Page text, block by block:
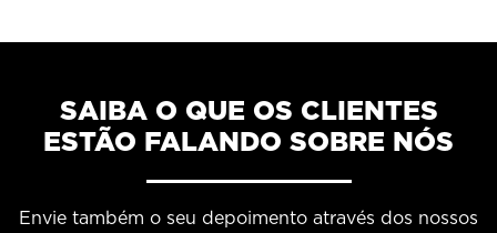
SAIBA O QUE OS CLIENTES
ESTÃO FALANDO SOBRE NÓS
Envie também o seu depoimento através dos nossos